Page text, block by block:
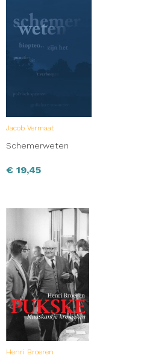
Jacob Vermaat
Schemerweten
€ 19,45
Henri Broeren